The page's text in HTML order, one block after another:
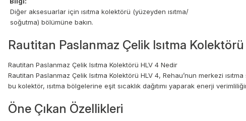
Diğer aksesuarlar için ısıtma kolektörü (yüzeyden ısıtma/
soğutma) bölümüne bakın.
Rautitan Paslanmaz Çelik Isıtma
Rautitan Paslanmaz Çelik Isıtma Kolektörü HLV 4 Nedir
Rautitan Paslanmaz Çelik Isıtma Kolektörü HLV 4, Rehau’nun merkezi
bu kolektör, ısıtma bölgelerine eşit sıcaklık dağıtımı yaparak enerji
Öne Çıkan Özellikleri